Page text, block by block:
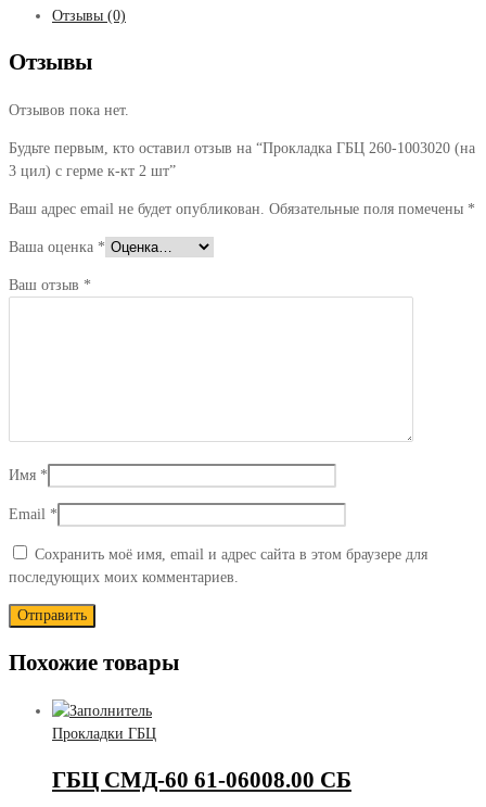
Отзывы (0)
Отзывы
Отзывов пока нет.
Будьте первым, кто оставил отзыв на “Прокладка ГБЦ 260-1003020 (на
3 цил) с герме к-кт 2 шт”
Ваш адрес email не будет опубликован. Обязательные поля помечены *
Ваша оценка *
Ваш отзыв *
Имя *
Email *
Сохранить моё имя, email и адрес сайта в этом браузере для
последующих моих комментариев.
Похожие товары
Прокладки ГБЦ
ГБЦ СМД-60 61-06008.00 СБ